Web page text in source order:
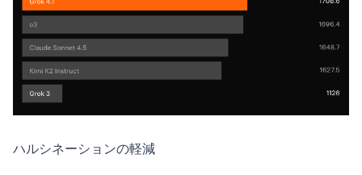
ハルシネーションの軽減